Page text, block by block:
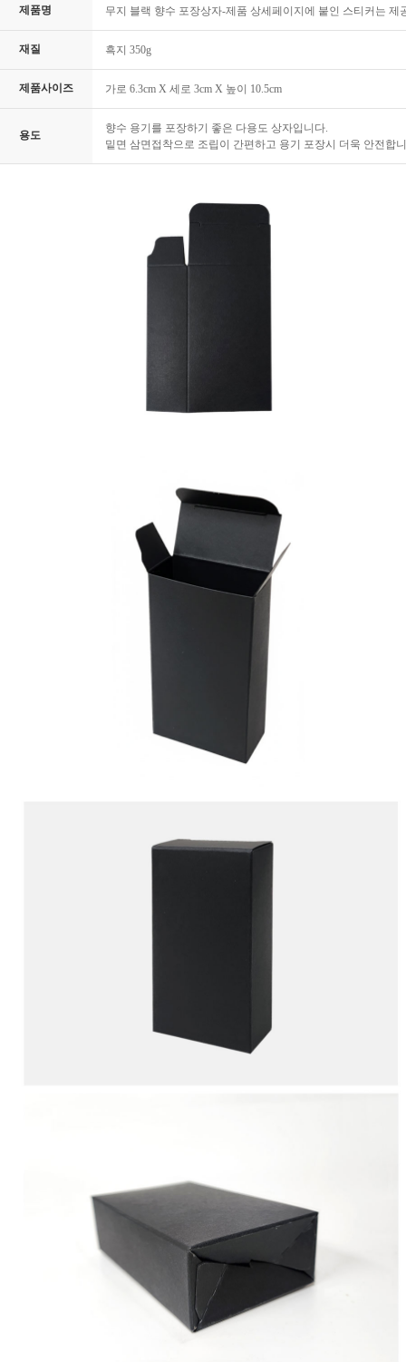
제품명 무지 블랙 향수 포장상자-제품 상세페이지에 붙인 스티커는 제
재질 흑지 350g
제품사이즈 가로 6.3cm X 세로 3cm X 높이 10.5cm
용도
향수 용기를 포장하기 좋은 다용도 상자입니다.
밑면 삼면접착으로 조립이 간편하고 용기 포장시 더욱 안전합